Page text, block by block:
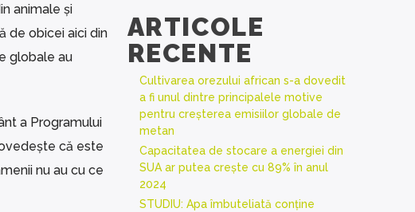
animale și
de obicei aici din
globale au
a Programului
că este
nu au cu ce
ARTICOLE
RECENTE
Cultivarea orezului african s-a dovedit
a fi unul dintre principalele motive
pentru creșterea emisiilor globale de
metan
Capacitatea de stocare a energiei din
SUA ar putea crește cu 89% în anul
2024
STUDIU: Apa îmbuteliată conține